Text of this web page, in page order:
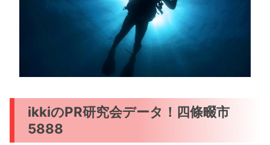
ikkiのPR研究会データ！四條畷市
5888